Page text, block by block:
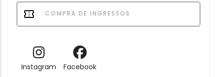
COMPRA DE INGRESSOS
Instagram Facebook